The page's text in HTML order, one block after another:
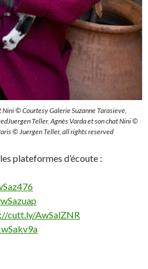
Nini © Courtesy Galerie Suzanne Tarasieve,
Teller, Agnès Varda et son chat Nini ©
© Juergen Teller, all rights reserved
plateformes d’écoute :
cutt.ly/AwSalZNR